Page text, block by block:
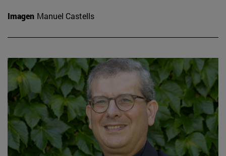
Imagen Manuel Castells